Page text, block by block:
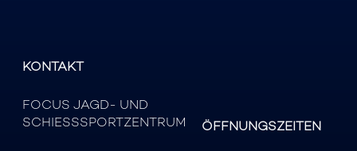
KONTAKT
FOCUS JAGD- UND
SCHIESSSPORTZENTRUM
ÖFFNUNGSZEITEN